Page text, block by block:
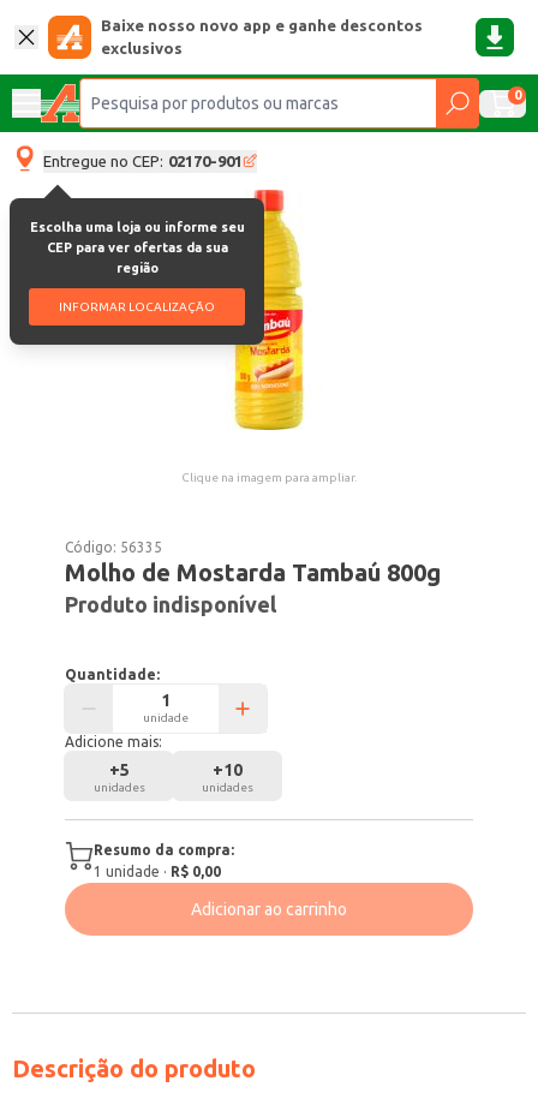
Baixe nosso novo app e ganhe descontos
exclusivos
0
Entregue no CEP: 02170-901
Escolha uma loja ou informe seu
CEP para ver ofertas da sua
região
INFORMAR LOCALIZAÇÃO
Clique na imagem para ampliar.
Código: 56335
Molho de Mostarda Tambaú 800g
Produto indisponível
Quantidade:
unidade
Adicione mais:
+5
unidades
+10
unidades
Resumo da compra:
1 unidade · R$ 0,00
Adicionar ao carrinho
Descrição do produto